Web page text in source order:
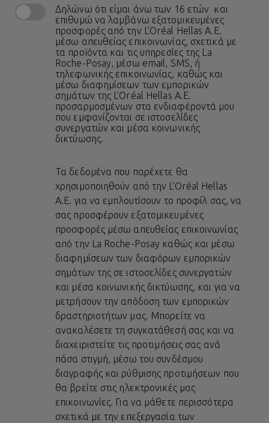
Δηλώνω ότι είμαι άνω των 16 ετών και
επιθυμώ να λαμβάνω εξατομικευμένες
προσφορές από την L’Oréal Hellas A.E.
μέσω απευθείας επικοινωνίας, σχετικά με
τα προϊόντα και τις υπηρεσίες της La
Roche-Posay, μέσω email, SMS, ή
τηλεφωνικής επικοινωνίας, καθώς και
μέσω διαφημίσεων των εμπορικών
σημάτων της L’Oréal Hellas A.E.
προσαρμοσμένων στα ενδιαφέροντά μου
που εμφανίζονται σε ιστοσελίδες
συνεργατών και μέσα κοινωνικής
δικτύωσης.
Τα δεδομένα που παρέχετε θα
χρησιμοποιηθούν από την L’Oréal Hellas
A.E. για να εμπλουτίσουν το προφίλ σας, να
σας προσφέρουν εξατομικευμένες
προσφορές μέσω απευθείας επικοινωνίας
από την La Roche-Posay καθώς και μέσω
διαφημίσεων των διαφόρων εμπορικών
σημάτων της σε ιστοσελίδες συνεργατών
και μέσα κοινωνικής δικτύωσης, και για να
μετρήσουν την απόδοση των εμπορικών
δραστηριοτήτων μας. Μπορείτε να
ανακαλέσετε τη συγκατάθεσή σας και να
διαχειριστείτε τις προτιμήσεις σας ανά
πάσα στιγμή, μέσω του συνδέσμου
διαγραφής και ρύθμισης προτιμήσεων που
θα βρείτε στις ηλεκτρονικές μας
επικοινωνίες. Για να μάθετε περισσότερα
σχετικά με την επεξεργασία των